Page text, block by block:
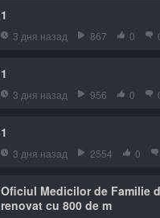
1
3 дня назад 867 0
1
3 дня назад 956 0
1
3 дня назад 2554 0
Oficiul Medicilor de Familie
renovat cu 800 de m